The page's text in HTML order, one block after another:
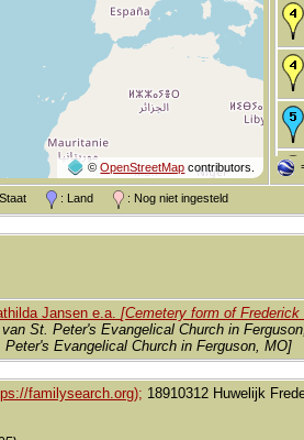
©OpenStreetMap contributors.
Staat : Land : Nog niet ingesteld
Jansen e.a. [Cemetery form of
St. Peter's Evangelical Church in
Evangelical Church in Ferguson, MO]
familysearch.org); 18910312 Huwelijk